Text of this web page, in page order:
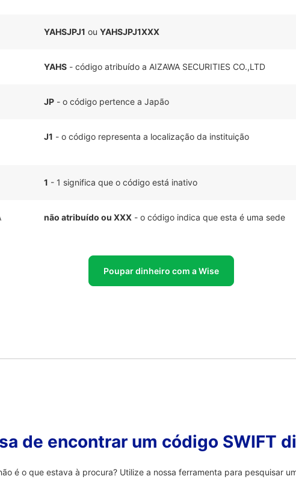
YAHSJPJ1 ou YAHSJPJ1XXX
YAHS - código atribuído a AIZAWA SECURITIES CO.,LTD
JP - o código pertence a Japão
J1 - o código representa a localização da instituição
1 - 1 significa que o código está inativo
não atribuído ou XXX - o código indica que esta é uma sede
Poupar dinheiro com a Wise
de encontrar um código SWIFT
é o que estava à procura? Utilize a nossa ferramenta para pesquisar